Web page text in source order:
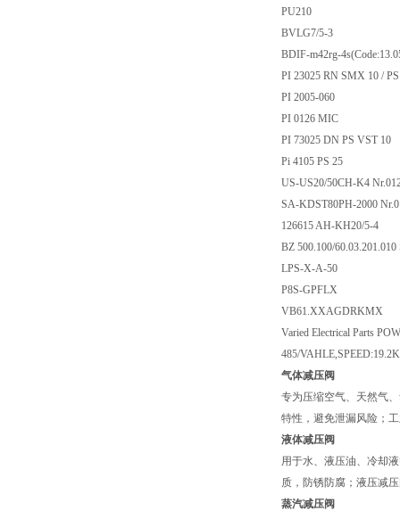
PU210
BVLG7/5-3
BDIF-m42rg-
PI 23025 RN SMX 10 /
PI 2005-060
PI 0126 MIC
PI 73025 DN PS VST 10
Pi 4105 PS 25
US-US20/50CH-K4
SA-KDST80PH-2000
126615 AH-KH20/5-4
BZ 500.100/60.03.201.010
LPS-X-A-50
P8S-GPFLX
VB61.XXAGDRKMX
Varied Electrical Parts
485/
气体减压阀
专为压缩空气、天然气
特性，避免泄漏风险；
液体减压阀
用于水、液压油、冷却
质，防锈防腐；液压减
蒸汽减压阀